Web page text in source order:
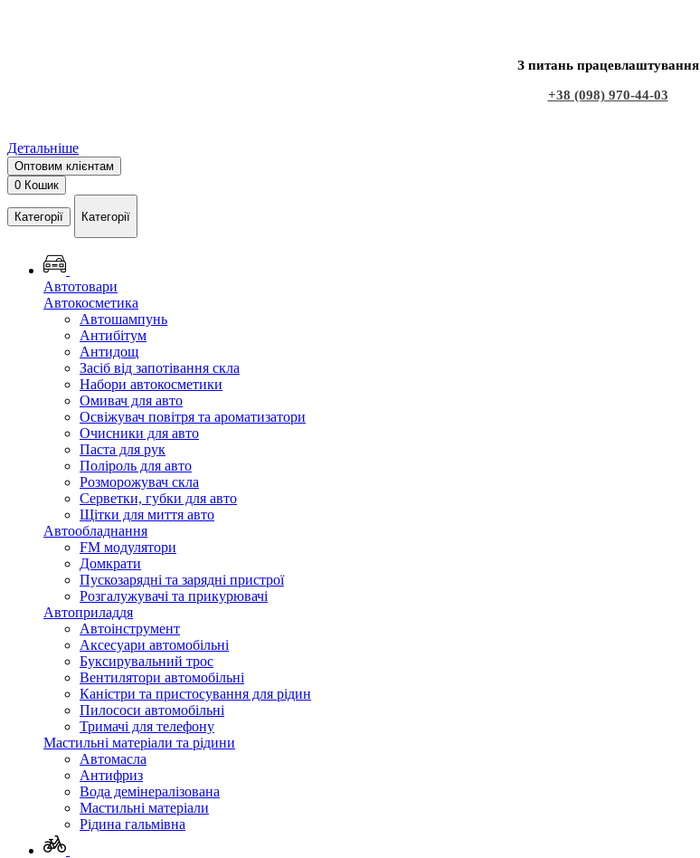
З питань працевлаштування
+38 (098) 970-44-03
Детальніше
Оптовим клієнтам
0 Кошик
Категорії Категорії
Автотовари
Автокосметика
Автошампунь
Антибітум
Антидощ
Засіб від запотівання скла
Набори автокосметики
Омивач для авто
Освіжувач повітря та ароматизатори
Очисники для авто
Паста для рук
Поліроль для авто
Розморожувач скла
Серветки, губки для авто
Щітки для миття авто
Автообладнання
FM модулятори
Домкрати
Пускозарядні та зарядні пристрої
Розгалужувачі та прикурювачі
Автоприладдя
Автоінструмент
Аксесуари автомобільні
Буксирувальний трос
Вентилятори автомобільні
Каністри та пристосування для рідин
Пилососи автомобільні
Тримачі для телефону
Мастильні матеріали та рідини
Автомасла
Антифриз
Вода демінералізована
Мастильні матеріали
Рідина гальмівна